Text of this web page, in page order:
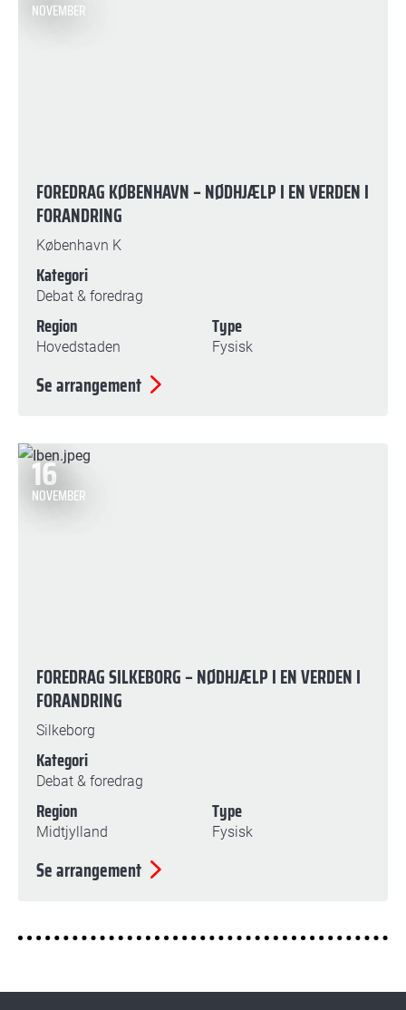
NOVEMBER
FOREDRAG KØBENHAVN – NØDHJÆLP I EN VERDEN I
FORANDRING
København K
Kategori
Debat & foredrag
Region
Hovedstaden
Type
Fysisk
Se arrangement
16
NOVEMBER
FOREDRAG SILKEBORG – NØDHJÆLP I EN VERDEN I
FORANDRING
Silkeborg
Kategori
Debat & foredrag
Region
Midtjylland
Type
Fysisk
Se arrangement